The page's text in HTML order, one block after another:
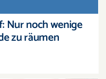
Nur noch wenige
zu räumen